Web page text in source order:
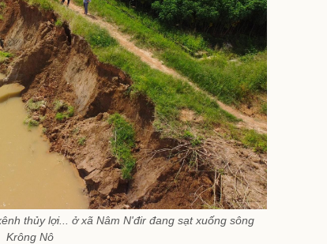
thủy lợi... ở xã Nâm N'đir đang sạt xuống sông
Krông Nô